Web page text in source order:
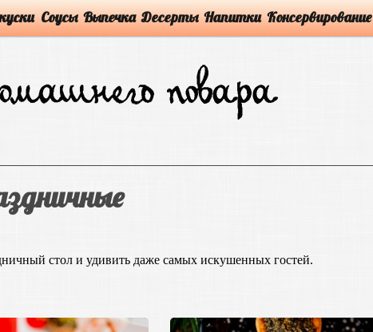
Соусы Выпечка Десерты Напитки Консервирование
стол и удивить даже самых искушенных гостей.